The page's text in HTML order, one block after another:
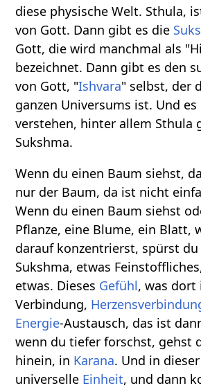
diese physische Welt. Sthula,
von Gott. Dann gibt es die
Gott, die wird manchmal als
bezeichnet. Dann gibt es den
von Gott, "Ishvara" selbst, der
ganzen Universums ist. Und
verstehen, hinter allem Sthula
Sukshma.
Wenn du einen Baum siehst,
nur der Baum, da ist nicht
Wenn du einen Baum siehst
Pflanze, eine Blume, ein Blatt,
darauf konzentrierst, spürst
Sukshma, etwas
etwas. Dieses Gefühl, was dort
Verbindung,
Energie-Austausch, das ist
wenn du tiefer forschst, gehst
hinein, in Karana. Und in
universelle Einheit, und dann